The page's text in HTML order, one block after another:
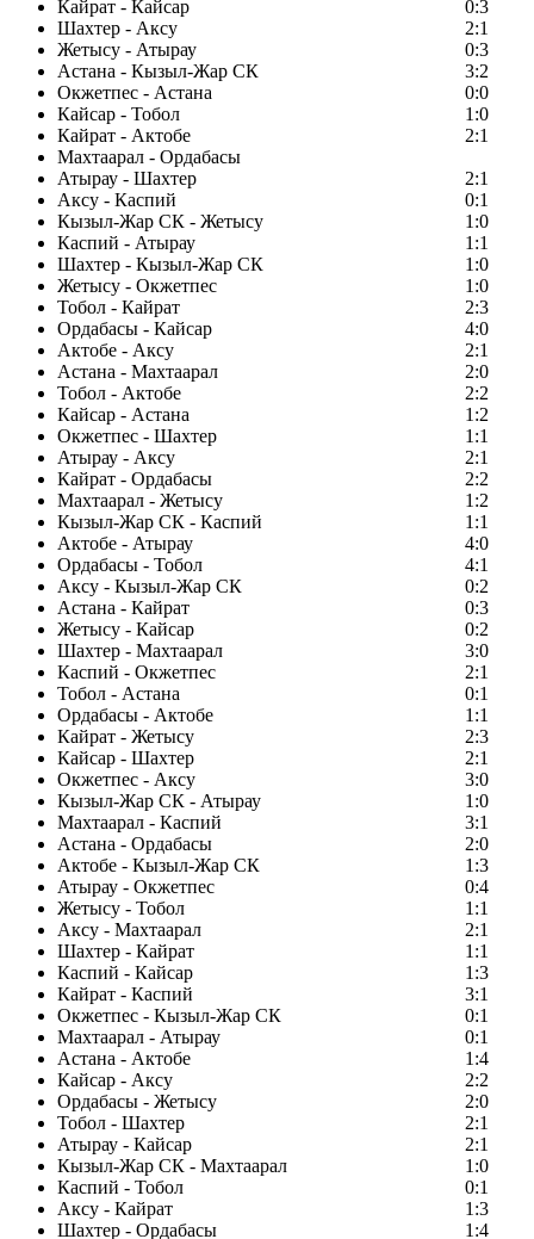
Кайрат - Кайсар
0:3
Шахтер - Аксу
2:1
Жетысу - Атырау
0:3
Астана - Кызыл-Жар СК
3:2
Окжетпес - Астана
0:0
Кайсар - Тобол
1:0
Кайрат - Актобе
2:1
Махтаарал - Ордабасы
Атырау - Шахтер
2:1
Аксу - Каспий
0:1
Кызыл-Жар СК - Жетысу
1:0
Каспий - Атырау
1:1
Шахтер - Кызыл-Жар СК
1:0
Жетысу - Окжетпес
1:0
Тобол - Кайрат
2:3
Ордабасы - Кайсар
4:0
Актобе - Аксу
2:1
Астана - Махтаарал
2:0
Тобол - Актобе
2:2
Кайсар - Астана
1:2
Окжетпес - Шахтер
1:1
Атырау - Аксу
2:1
Кайрат - Ордабасы
2:2
Махтаарал - Жетысу
1:2
Кызыл-Жар СК - Каспий
1:1
Актобе - Атырау
4:0
Ордабасы - Тобол
4:1
Аксу - Кызыл-Жар СК
0:2
Астана - Кайрат
0:3
Жетысу - Кайсар
0:2
Шахтер - Махтаарал
3:0
Каспий - Окжетпес
2:1
Тобол - Астана
0:1
Ордабасы - Актобе
1:1
Кайрат - Жетысу
2:3
Кайсар - Шахтер
2:1
Окжетпес - Аксу
3:0
Кызыл-Жар СК - Атырау
1:0
Махтаарал - Каспий
3:1
Астана - Ордабасы
2:0
Актобе - Кызыл-Жар СК
1:3
Атырау - Окжетпес
0:4
Жетысу - Тобол
1:1
Аксу - Махтаарал
2:1
Шахтер - Кайрат
1:1
Каспий - Кайсар
1:3
Кайрат - Каспий
3:1
Окжетпес - Кызыл-Жар СК
0:1
Махтаарал - Атырау
0:1
Астана - Актобе
1:4
Кайсар - Аксу
2:2
Ордабасы - Жетысу
2:0
Тобол - Шахтер
2:1
Атырау - Кайсар
2:1
Кызыл-Жар СК - Махтаарал
1:0
Каспий - Тобол
0:1
Аксу - Кайрат
1:3
Шахтер - Ордабасы
1:4